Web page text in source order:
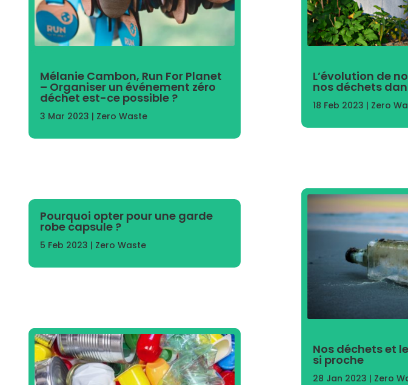
Mélanie Cambon, Run For Planet
– Organiser un événement zéro
déchet est-ce possible ?
3 Mar 2023 | Zero Waste
Pourquoi opter pour une garde
robe capsule ?
5 Feb 2023 | Zero Waste
L’évolution de
nos déchets
18 Feb 2023 | Zero
Nos déchets et
si proche
28 Jan 2023 | Zero